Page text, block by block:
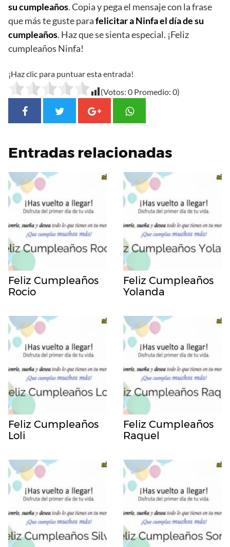
su cumpleaños. Copia y pega el mensaje con la frase
que más te guste parafelicitar a Ninfa el día de su
cumpleaños. Haz que se sienta especial. ¡Feliz
cumpleaños Ninfa!
¡Haz clic para puntuar esta entrada!
(Votos: 0 Promedio: 0)
Entradas relacionadas
Feliz Cumpleaños
Rocio
Feliz Cumpleaños
Yolanda
Feliz Cumpleaños
Loli
Feliz Cumpleaños
Raquel